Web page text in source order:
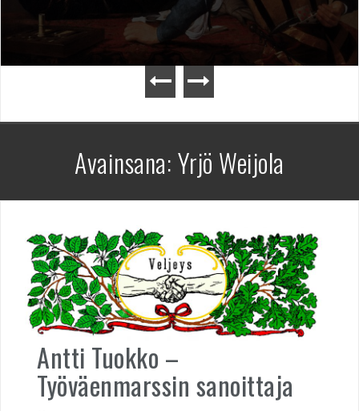
Avainsana:Yrjö Weijola
Antti Tuokko –
Työväenmarssin sanoittaja